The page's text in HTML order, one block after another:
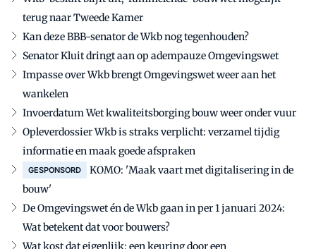
terug naar Tweede Kamer
Kan deze BBB-senator de Wkb nog tegenhouden?
Senator Kluit dringt aan op adempauze Omgevingswet
Impasse over Wkb brengt Omgevingswet weer aan het
wankelen
Invoerdatum Wet kwaliteitsborging bouw weer onder vuur
Opleverdossier Wkb is straks verplicht: verzamel tijdig
informatie en maak goede afspraken
GESPONSORD
KOMO: 'Maak vaart met digitalisering in de
bouw'
De Omgevingswet én de Wkb gaan in per 1 januari 2024:
Wat betekent dat voor bouwers?
Wat kost dat eigenlijk: een keuring door een